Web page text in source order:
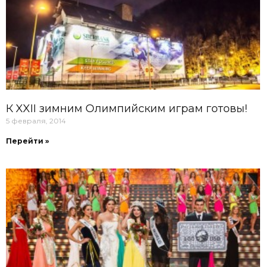
К XXII зимним Олимпийским играм готовы!
5 февраля, 2014
Перейти »